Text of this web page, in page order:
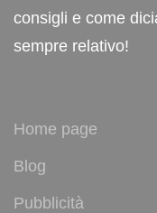
consigli e come
sempre relativo!
Home page
Blog
Pubblicità